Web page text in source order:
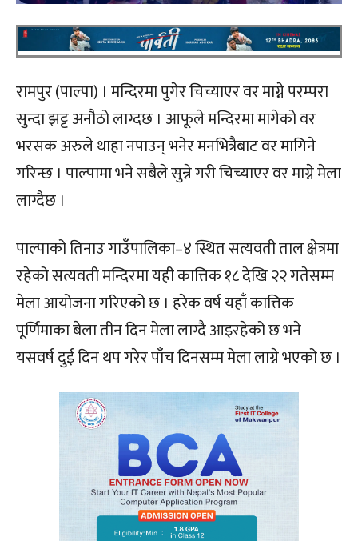
रामपुर (पाल्पा) । मन्दिरमा पुगेर चिच्याएर वर माग्ने परम्परा
सुन्दा झट्ट अनौठो लाग्दछ । आफूले मन्दिरमा मागेको वर
भरसक अरुले थाहा नपाउन् भनेर मनभित्रैबाट वर मागिने
गरिन्छ । पाल्पामा भने सबैले सुन्ने गरी चिच्याएर वर माग्ने मेला
लाग्दैछ ।
पाल्पाको तिनाउ गाउँपालिका–४ स्थित सत्यवती ताल क्षेत्रमा
रहेको सत्यवती मन्दिरमा यही कात्तिक १८ देखि २२ गतेसम्म
मेला आयोजना गरिएको छ । हरेक वर्ष यहाँ कात्तिक
पूर्णिमाका बेला तीन दिन मेला लाग्दै आइरहेको छ भने
यसवर्ष दुई दिन थप गरेर पाँच दिनसम्म मेला लाग्ने भएको छ ।